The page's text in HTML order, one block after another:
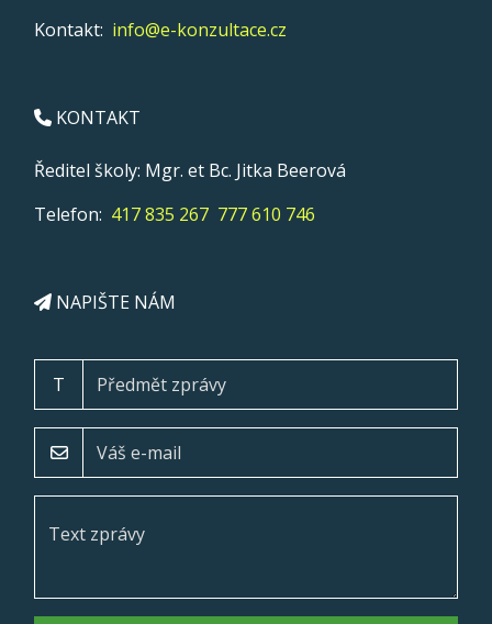
Kontakt: info@e-konzultace.cz
KONTAKT
Ředitel školy: Mgr. et Bc. Jitka Beerová
Telefon: 417 835 267 777 610 746
NAPIŠTE NÁM
T